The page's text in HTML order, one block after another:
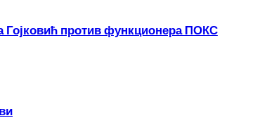
Гојковић против функционера ПОКС